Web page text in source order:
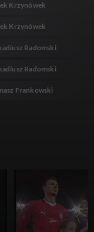
Krzynówek
Krzynówek
Radomski
Radomski
Frankowski